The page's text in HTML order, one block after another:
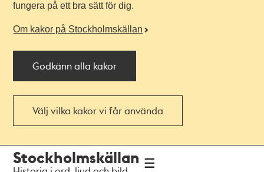
fungera på ett bra sätt för dig.
Om kakor på Stockholmskällan
Godkänn alla kakor
Välj vilka kakor vi får använda
navigationen
huvudinnehållet
Stockholmskällan